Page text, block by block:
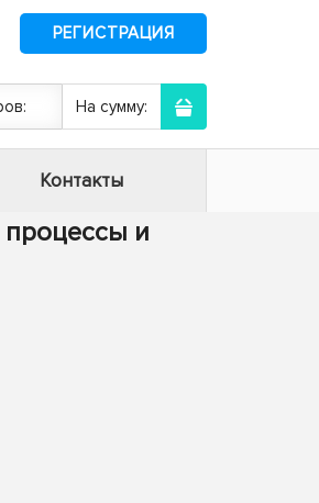
РЕГИСТРАЦИЯ
На сумму:
Контакты
процессы и